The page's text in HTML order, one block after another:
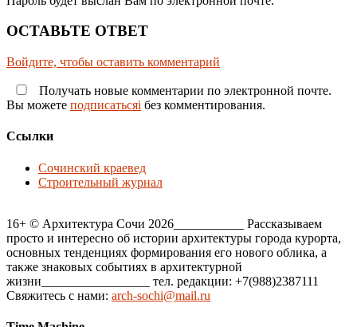
ОСТАВЬТЕ ОТВЕТ
Войдите, чтобы оставить комментарий
Получать новые комментарии по электронной почте.
Вы можете подписатьсяi без комментирования.
Ссылки
Сочинский краевед
Строительный журнал
16+ © Архитектура Сочи 2026___________ Рассказываем
просто и интересно об истории архитектуры города курорта,
основных тенденциях формирования его нового облика, а
также знаковых событиях в архитектурной
жизни_________________ тел. редакции: +7(988)2387111
Свяжитесь с нами: arch-sochi@mail.ru